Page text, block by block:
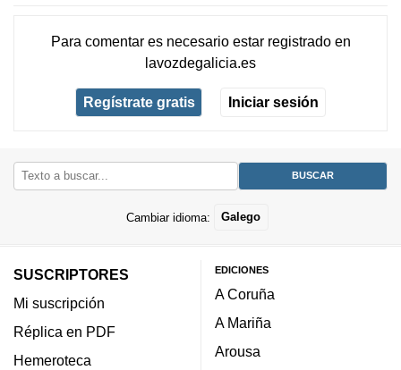
Para comentar es necesario estar registradoen
lavozdegalicia.es
Regístrate gratis Iniciar sesión
Cambiar idioma: Galego
SUSCRIPTORES
Mi suscripción
Réplica en PDF
Hemeroteca
EDICIONES
A Coruña
A Mariña
Arousa